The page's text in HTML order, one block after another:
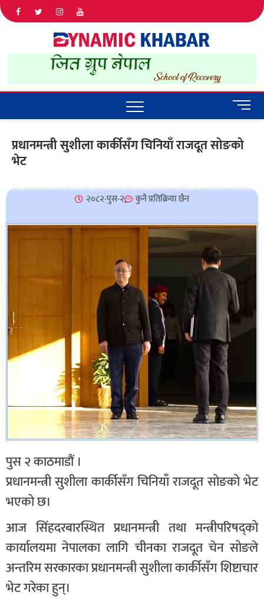
IN NEPAL
M
e
u
n
प्रधानमन्त्री सुशीला कार्कीसँग चिनियाँ राजदूत सोङको
भेट
२०८२-पुस-२ कुनै प्रतिक्रिया छैन
पुस २ काठमाडौं ।
प्रधानमन्त्री सुशीला कार्कीसँग चिनियाँ राजदूत सोङको भेट
भएको छ।
आज सिंहदरबारस्थित प्रधानमन्त्री तथा मन्त्रीपरिषद्को
कार्यालयमा नेपालका लागि चीनका राजदूत चेन सोङले
अन्तरिम सरकारका प्रधानमन्त्री सुशीला कार्कीसँग शिष्टाचार
भेट गरेका हुन्।